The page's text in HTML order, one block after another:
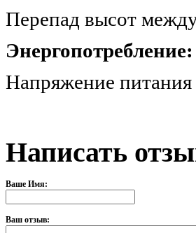
Перепад
Энергопотребление:
Напряжение
Написать
Ваше Имя:
Ваш отзыв: